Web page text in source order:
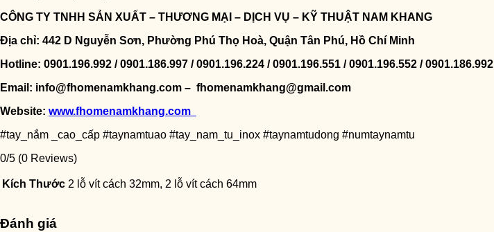
CÔNG TY TNHH SẢN XUẤT – THƯƠNG MẠI – DỊCH VỤ – KỸ THUẬT NAM KHANG
Địa chỉ: 442 D Nguyễn Sơn, Phường Phú Thọ Hoà, Quận Tân Phú, Hồ Chí Minh
Hotline: 0901.196.992 / 0901.186.997 / 0901.196.224 / 0901.196.551 / 0901.196.552 / 0901.186.992
Email: info@fhomenamkhang.com – fhomenamkhang@gmail.com
Website: www.fhomenamkhang.com
#tay_nắm _cao_cấp #taynamtuao #tay_nam_tu_inox #taynamtudong #numtaynamtu
0/5 (0 Reviews)
Kích Thước 2 lỗ vít cách 32mm, 2 lỗ vít cách 64mm
Đánh giá